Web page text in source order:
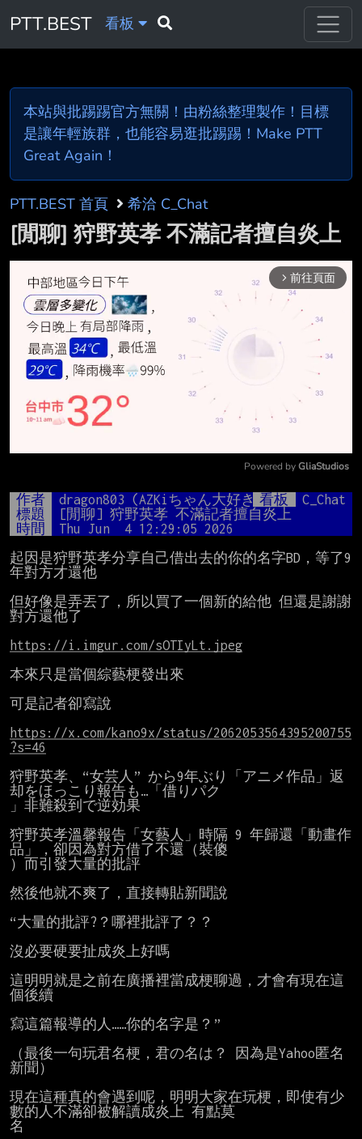
PTT.BEST 看板
本站與批踢踢官方無關！由粉絲整理製作！目標
是讓年輕族群，也能容易逛批踢踢！Make PTT
Great Again！
PTT.BEST 首頁 希洽 C_Chat
[閒聊] 狩野英孝 不滿記者擅自炎上
arrow_forward_ios 前往頁面
Mute
Powered by GliaStudios
作者 dragon803 (AZKiちゃん大好き)看板
C_Chat
標題
[閒聊] 狩野英孝 不滿記者擅自炎上
時間
Thu Jun  4 12:29:05 2026
起因是狩野英孝分享自己借出去的你的名字BD，等了9
年對方才還他
但好像是弄丟了，所以買了一個新的給他 但還是謝謝
對方還他了
https://i.imgur.com/sOTIyLt.jpeg
本來只是當個綜藝梗發出來
可是記者卻寫說
https://x.com/kano9x/status/2062053564395200755
?s=46
狩野英孝、“女芸人” から9年ぶり「アニメ作品」返
却をほっこり報告も…「借りパク
」非難殺到で逆効果
狩野英孝溫馨報告「女藝人」時隔 9 年歸還「動畫作
品」，卻因為對方借了不還（裝傻
）而引發大量的批評
然後他就不爽了，直接轉貼新聞說
“大量的批評?？哪裡批評了？？
沒必要硬要扯成炎上好嗎
這明明就是之前在廣播裡當成梗聊過，才會有現在這
個後續
寫這篇報導的人……你的名字是？”
（最後一句玩君名梗，君の名は？ 因為是Yahoo匿名
新聞）
現在這種真的會遇到呢，明明大家在玩梗，即使有少
數的人不滿卻被解讀成炎上 有點莫
名